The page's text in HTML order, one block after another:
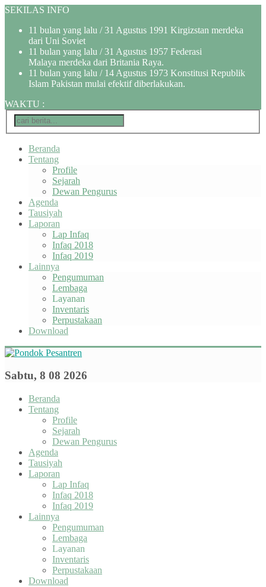
SEKILAS INFO
11 bulan yang lalu / 31 Agustus 1991 Kirgizstan merdeka
dari Uni Soviet
11 bulan yang lalu / 31 Agustus 1957 Federasi
Malaya merdeka dari Britania Raya.
11 bulan yang lalu / 14 Agustus 1973 Konstitusi Republik
Islam Pakistan mulai efektif diberlakukan.
WAKTU :
Beranda
Tentang
Profile
Sejarah
Dewan Pengurus
Agenda
Tausiyah
Laporan
Lap Infaq
Infaq 2018
Infaq 2019
Lainnya
Pengumuman
Lembaga
Layanan
Inventaris
Perpustakaan
Download
Sabtu, 8 08 2026
Beranda
Tentang
Profile
Sejarah
Dewan Pengurus
Agenda
Tausiyah
Laporan
Lap Infaq
Infaq 2018
Infaq 2019
Lainnya
Pengumuman
Lembaga
Layanan
Inventaris
Perpustakaan
Download